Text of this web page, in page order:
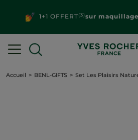
1+1 OFFERT(3)sur
Accueil BENL-GIFTS Set Les Plaisirs